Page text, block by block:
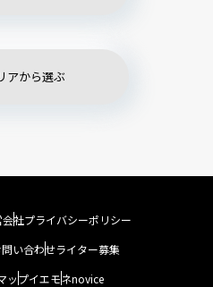
アから選ぶ
会社プライバシーポリシー
問い合わせライター募集
ップイエモネnovice